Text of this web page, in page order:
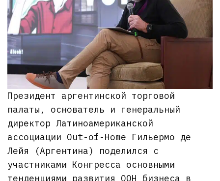
Президент аргентинской торговой
палаты, основатель и генеральный
директор Латиноамериканской
ассоциации Out-of-Home Гильермо де
Лейя (Аргентина) поделился с
участниками Конгресса основными
тенденциями развития OOH бизнеса в